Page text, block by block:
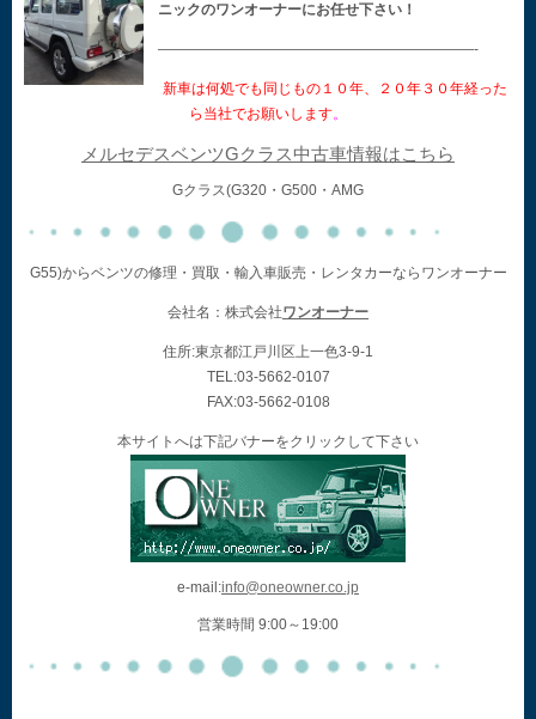
ニックのワンオーナーにお任せ下さい！
——————————————————————-
新車は何処でも同じもの１０年、２０年３０年経った
ら当社でお願いします。
メルセデスベンツGクラス中古車情報はこちら
Gクラス(G320・G500・AMG
G55)からベンツの修理・買取・輸入車販売・レンタカーならワンオーナー
会社名：株式会社ワンオーナー
住所:東京都江戸川区上一色3-9-1
TEL:03-5662-0107
FAX:03-5662-0108
本サイトへは下記バナーをクリックして下さい
e-mail:info@oneowner.co.jp
営業時間 9:00～19:00